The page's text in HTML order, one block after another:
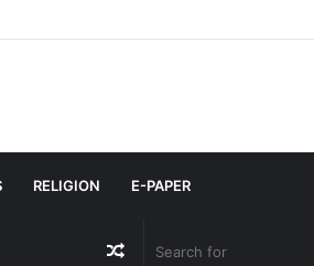
RELIGION E-PAPER
Random